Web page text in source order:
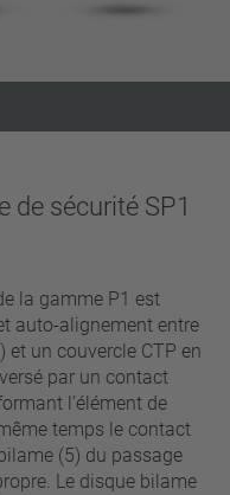
de sécurité SP1
la gamme P1 est
auto-alignement entre
et un couvercle CTP en
par un contact
l’élément de
temps le contact
(5) du passage
Le disque bilame